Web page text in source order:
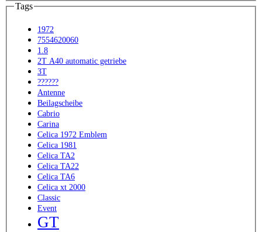
Tags
1972
7554620060
1.8
2T A40 automatic getriebe
3T
??????
Antenne
Beilagscheibe
Cabrio
Carina
Celica 1972 Emblem
Celica 1981
Celica TA2
Celica TA22
Celica TA6
Celica xt 2000
Classic
Event
GT